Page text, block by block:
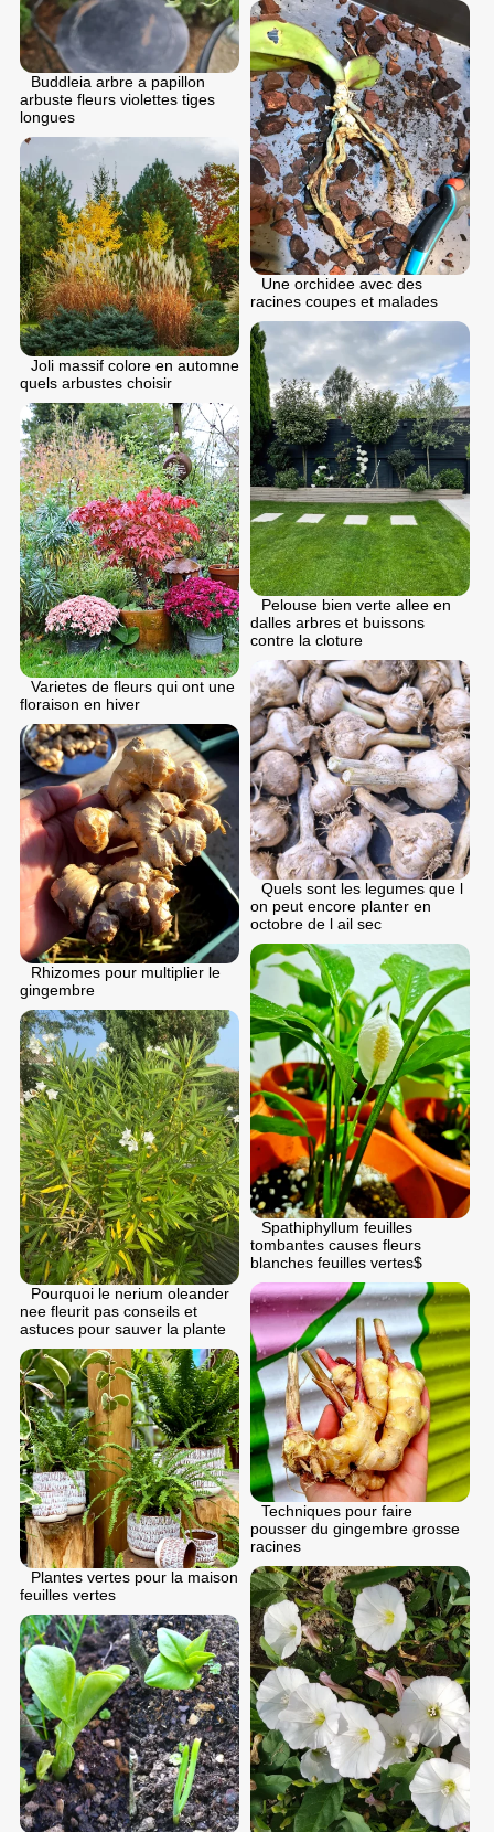
Buddleia arbre a papillon
arbuste fleurs violettes tiges
longues
Une orchidee avec des
racines coupes et malades
Joli massif colore en automne
quels arbustes choisir
Pelouse bien verte allee en
dalles arbres et buissons
contre la cloture
Varietes de fleurs qui ont une
floraison en hiver
Quels sont les legumes que l
on peut encore planter en
octobre de l ail sec
Rhizomes pour multiplier le
gingembre
Spathiphyllum feuilles
tombantes causes fleurs
blanches feuilles vertes$
Pourquoi le nerium oleander
nee fleurit pas conseils et
astuces pour sauver la plante
Techniques pour faire
pousser du gingembre grosse
racines
Plantes vertes pour la maison
feuilles vertes